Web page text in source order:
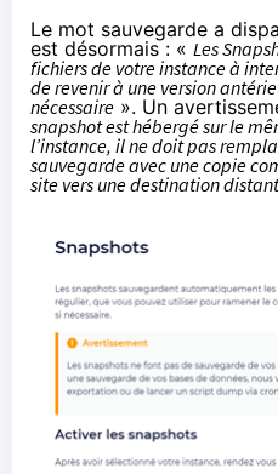
Le mot sauvegarde a
est désormais : « Les
fichiers de votre instance à
de revenir à une version
nécessaire ». Un
snapshot est hébergé sur le
l’instance, il ne doit pas
sauvegarde avec une copie
site vers une destination